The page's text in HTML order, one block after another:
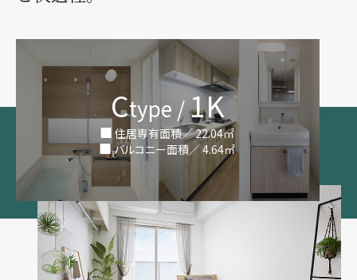
Ctype /1K
住居専有面積／ 22.04㎡
バルコニー面積／ 4.64㎡